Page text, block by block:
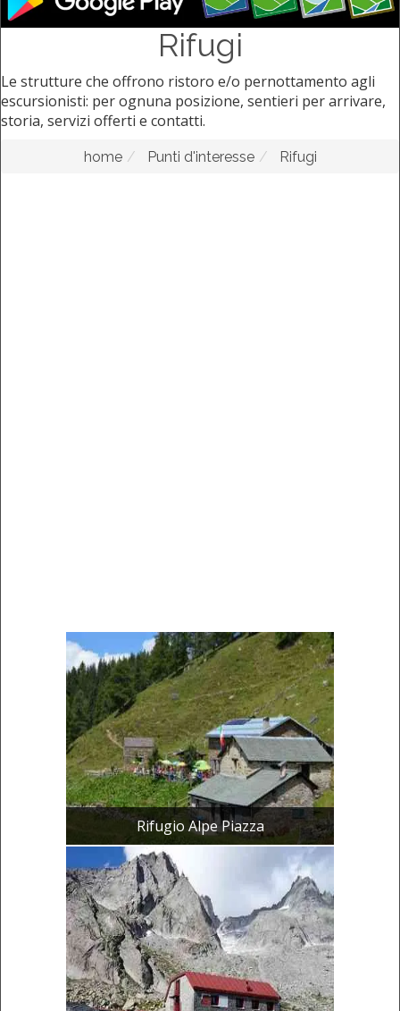
Rifugi
Le strutture che offrono ristoro e/o pernottamento agli
escursionisti: per ognuna posizione, sentieri per arrivare,
storia, servizi offerti e contatti.
home Punti d'interesse Rifugi
Rifugio Alpe Piazza